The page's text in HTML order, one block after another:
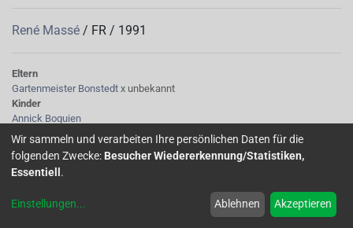
René Massé / FR / 1991
Eltern
Gartenmeister Bonstedt x unbekannt
Kinder
Annick Boquien
Home
Wir sammeln und verarbeiten Ihre persönlichen Daten für die
folgenden Zwecke: Besucher Wiedererkennung/Statistiken,
Essentiell .
Einstellungen... Ablehnen Akzeptieren